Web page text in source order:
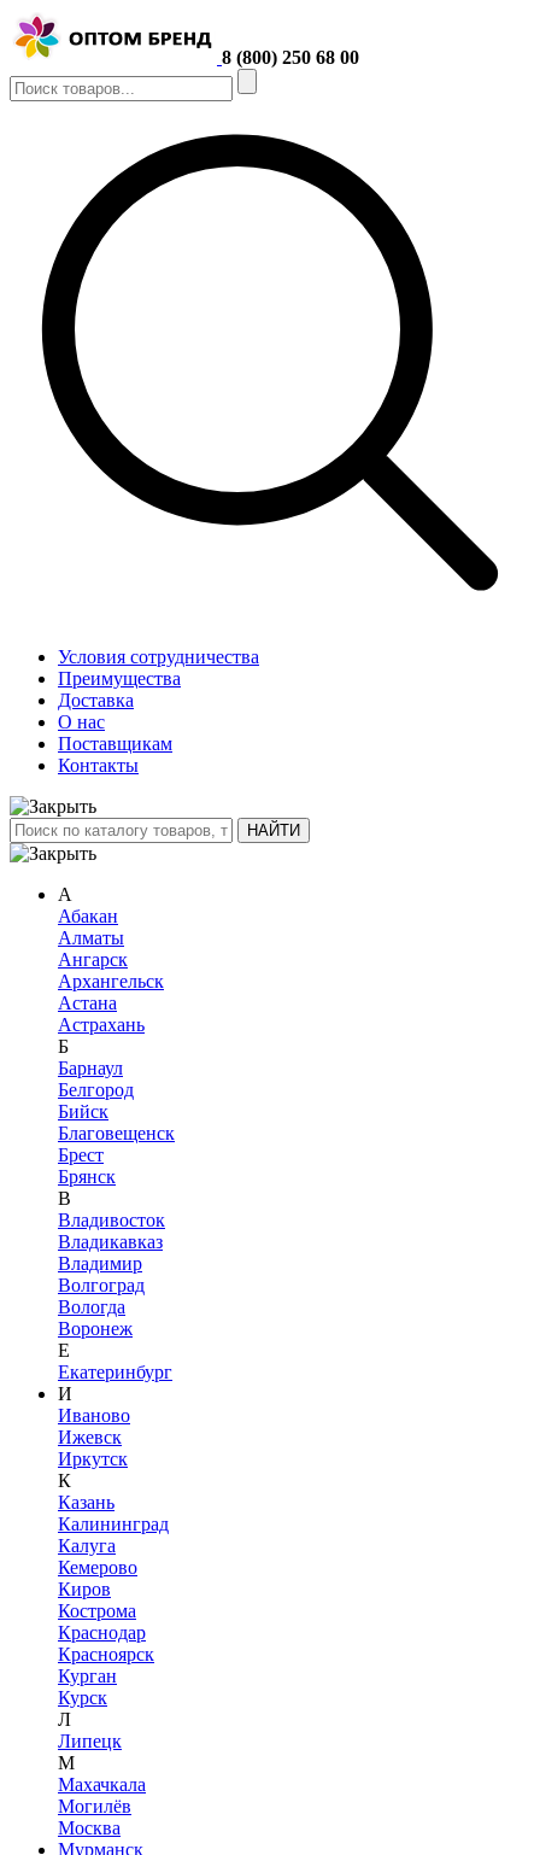
8 (800) 250 68 00
Условия сотрудничества
Преимущества
Доставка
О нас
Поставщикам
Контакты
А
Абакан
Алматы
Ангарск
Архангельск
Астана
Астрахань
Б
Барнаул
Белгород
Бийск
Благовещенск
Брест
Брянск
В
Владивосток
Владикавказ
Владимир
Волгоград
Вологда
Воронеж
Е
Екатеринбург
И
Иваново
Ижевск
Иркутск
К
Казань
Калининград
Калуга
Кемерово
Киров
Кострома
Краснодар
Красноярск
Курган
Курск
Л
Липецк
М
Махачкала
Могилёв
Москва
Мурманск